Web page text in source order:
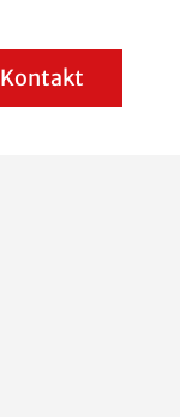
Kontakt